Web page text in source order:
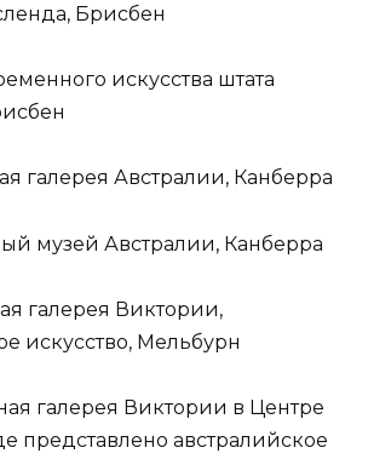
Брисбен
искусства штата
галерея Австралии, Канберра
музей Австралии, Канберра
галерея Виктории,
искусство, Мельбурн
галерея Виктории в Центре
представлено австралийское